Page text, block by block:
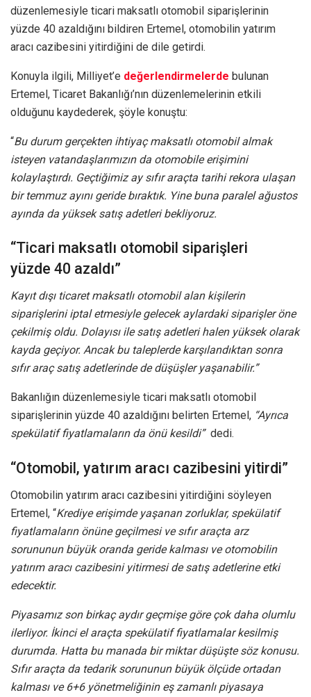
düzenlemesiyle ticari maksatlı otomobil siparişlerinin
yüzde 40 azaldığını bildiren Ertemel, otomobilin yatırım
aracı cazibesini yitirdiğini de dile getirdi.
Konuyla ilgili, Milliyet’e değerlendirmelerde bulunan
Ertemel, Ticaret Bakanlığı’nın düzenlemelerinin etkili
olduğunu kaydederek, şöyle konuştu:
“Bu durum gerçekten ihtiyaç maksatlı otomobil almak
isteyen vatandaşlarımızın da otomobile erişimini
kolaylaştırdı. Geçtiğimiz ay sıfır araçta tarihi rekora ulaşan
bir temmuz ayını geride bıraktık. Yine buna paralel ağustos
ayında da yüksek satış adetleri bekliyoruz.
“Ticari maksatlı otomobil siparişleri
yüzde 40 azaldı”
Kayıt dışı ticaret maksatlı otomobil alan kişilerin
siparişlerini iptal etmesiyle gelecek aylardaki siparişler öne
çekilmiş oldu. Dolayısı ile satış adetleri halen yüksek olarak
kayda geçiyor. Ancak bu taleplerde karşılandıktan sonra
sıfır araç satış adetlerinde de düşüşler yaşanabilir.”
Bakanlığın düzenlemesiyle ticari maksatlı otomobil
siparişlerinin yüzde 40 azaldığını belirten Ertemel, “Ayrıca
spekülatif fiyatlamaların da önü kesildi” dedi.
“Otomobil, yatırım aracı cazibesini yitirdi”
Otomobilin yatırım aracı cazibesini yitirdiğini söyleyen
Ertemel, “Krediye erişimde yaşanan zorluklar, spekülatif
fiyatlamaların önüne geçilmesi ve sıfır araçta arz
sorununun büyük oranda geride kalması ve otomobilin
yatırım aracı cazibesini yitirmesi de satış adetlerine etki
edecektir.
Piyasamız son birkaç aydır geçmişe göre çok daha olumlu
ilerliyor. İkinci el araçta spekülatif fiyatlamalar kesilmiş
durumda. Hatta bu manada bir miktar düşüşte söz konusu.
Sıfır araçta da tedarik sorununun büyük ölçüde ortadan
kalması ve 6+6 yönetmeliğinin eş zamanlı piyasaya